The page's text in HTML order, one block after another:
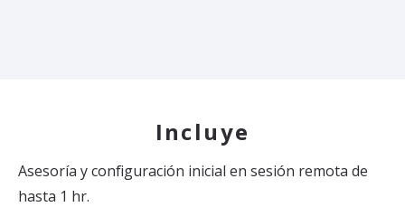
Incluye
Asesoría y configuración inicial en sesión remota de
hasta 1 hr.